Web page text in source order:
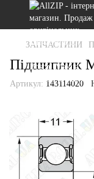
ЗАПЧАСТИНИ
Підшипник
Артикул: 143114020